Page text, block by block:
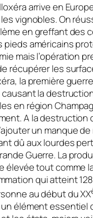
arrive en
vignobles. On
en greffant des
pieds américains
mais l’opération
récupérer les
la première
la
en région
A la destruction
un manque
dû aux lourdes
Guerre. La
élevée tout comme
qui atteint
au début du XX
élément essentiel